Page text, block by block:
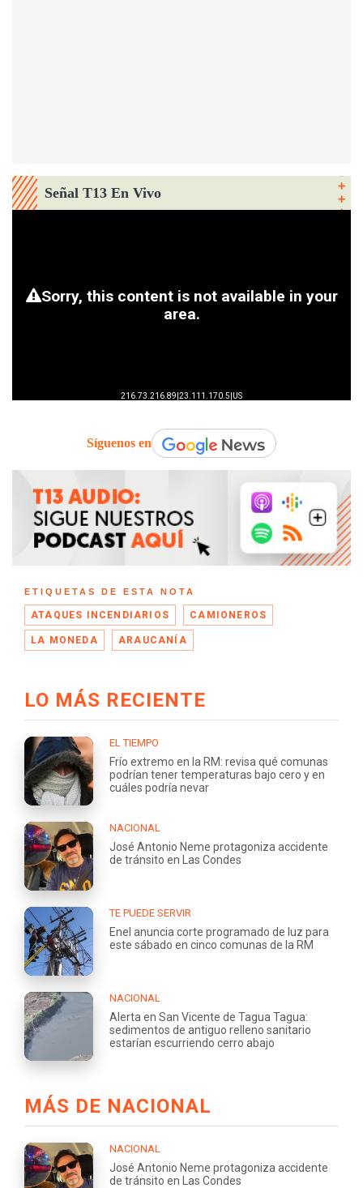
Señal T13 En Vivo
Síguenos en
ETIQUETAS DE ESTA NOTA
ATAQUES INCENDIARIOS CAMIONEROS
LA MONEDA ARAUCANÍA
LO MÁS RECIENTE
EL TIEMPO
Frío extremo en la RM: revisa qué comunas
podrían tener temperaturas bajo cero y en
cuáles podría nevar
NACIONAL
José Antonio Neme protagoniza accidente
de tránsito en Las Condes
TE PUEDE SERVIR
Enel anuncia corte programado de luz para
este sábado en cinco comunas de la RM
NACIONAL
Alerta en San Vicente de Tagua Tagua:
sedimentos de antiguo relleno sanitario
estarían escurriendo cerro abajo
MÁS DE NACIONAL
NACIONAL
José Antonio Neme protagoniza accidente
de tránsito en Las Condes